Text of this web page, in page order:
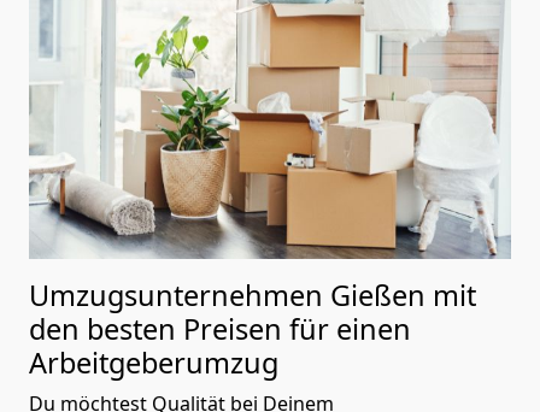
Umzugsunternehmen Gießen mit
den besten Preisen für einen
Arbeitgeberumzug
Du möchtest Qualität bei Deinem